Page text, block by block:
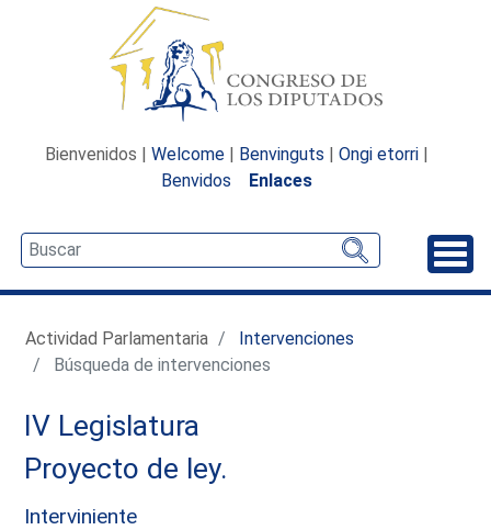
Bienvenidos | Welcome | Benvinguts | Ongi etorri |
Benvidos
Enlaces
Actividad Parlamentaria
Intervenciones
Búsqueda de intervenciones
IV Legislatura
Proyecto de ley.
Interviniente